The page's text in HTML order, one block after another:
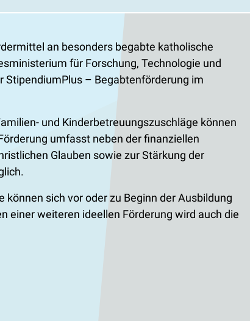
an besonders begabte katholische
für Forschung, Technologie und
– Begabtenförderung im
und Kinderbetreuungszuschläge können
umfasst neben der finanziellen
Glauben sowie zur Stärkung der
sich vor oder zu Beginn der Ausbildung
einer weiteren ideellen Förderung wird auch die